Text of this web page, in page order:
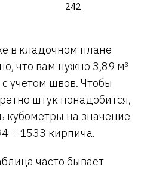
242
в кладочном плане
что вам нужно 3,89 м³
учетом швов. Чтобы
штук понадобится,
кубометры на значение
= 1533 кирпича.
часто бывает